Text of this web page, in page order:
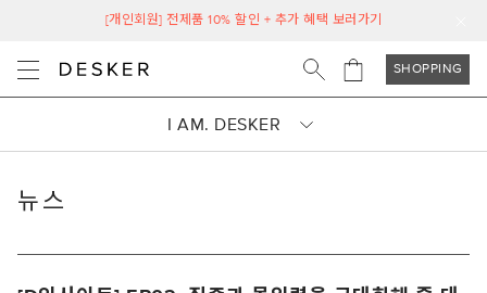
[개인회원] 전제품 10% 할인 + 추가 혜택 보러가기
SHOPPING
I AM. DESKER
뉴스